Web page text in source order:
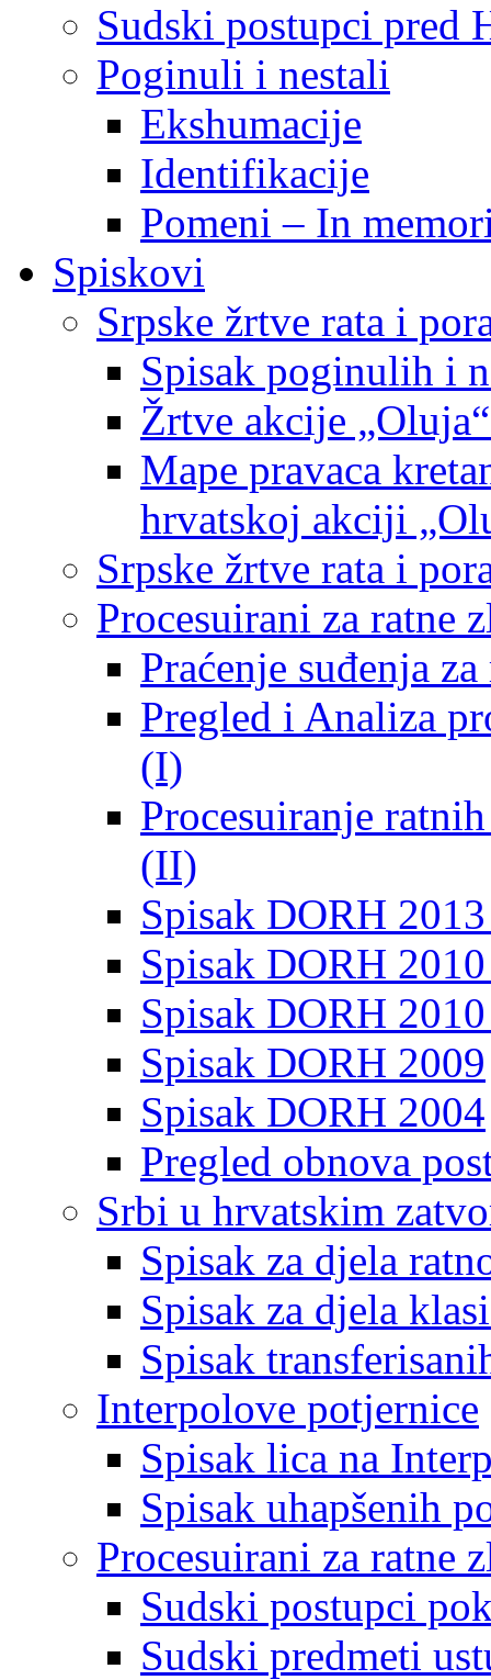
Sudski postupci pred
Poginuli i nestali
Ekshumacije
Identifikacije
Pomeni – In
Spiskovi
Srpske žrtve rata i
Spisak poginulih i
Žrtve akcije
Mape pravaca
hrvatskoj akciji
Srpske žrtve rata i
Procesuirani za ratne
Praćenje suđenja
Pregled i Analiza
(I)
Procesuiranje
(II)
Spisak DORH
Spisak DORH
Spisak DORH
Spisak DORH 2009
Spisak DORH 2004
Pregled obnova
Srbi u hrvatskim
Spisak za djela
Spisak za djela
Spisak
Interpolove potjernice
Spisak lica na
Spisak uhapšenih
Procesuirani za ratne
Sudski postupci
Sudski predmeti